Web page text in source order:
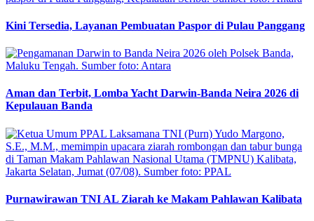
Kini Tersedia, Layanan Pembuatan Paspor di Pulau Panggang
Aman dan Terbit, Lomba Yacht Darwin-Banda Neira 2026 di
Kepulauan Banda
Purnawirawan TNI AL Ziarah ke Makam Pahlawan Kalibata